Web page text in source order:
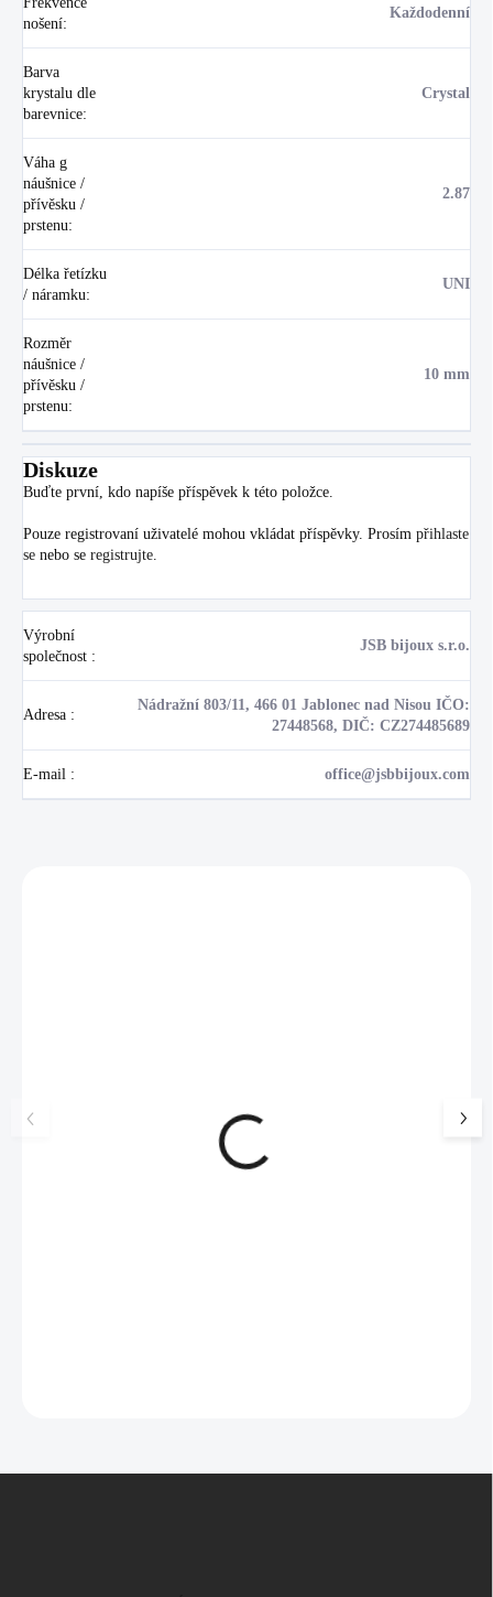
nošení:
Každodenní
Barva
krystalu dle
barevnice:
Crystal
Váha g
náušnice /
přívěsku /
prstenu:
2.87
Délka řetízku
/ náramku:
UNI
Rozměr
náušnice /
přívěsku /
prstenu:
10 mm
Diskuze
Buďte první, kdo napíše příspěvek k této položce.
Pouze registrovaní uživatelé mohou vkládat příspěvky. Prosím přihlaste
se nebo se registrujte
Výrobní
společnost :
JSB bijoux s.r.o.
Adresa :
Nádražní 803/11, 466 01 Jablonec nad Nisou IČO:
27448568, DIČ: CZ274485689
E-mail : office@jsbbijoux.com